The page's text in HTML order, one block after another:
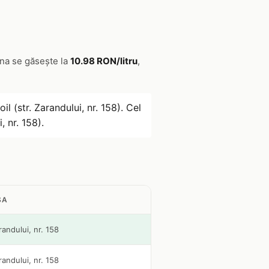
se găsește la 10.98 RON/litru,
(str. Zarandului, nr. 158). Cel
nr. 158).
nr. 158
nr. 158